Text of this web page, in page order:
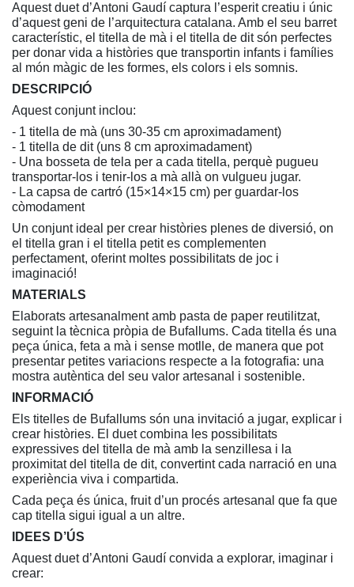
Aquest duet d’Antoni Gaudí captura l’esperit creatiu i únic
d’aquest geni de l’arquitectura catalana. Amb el seu barret
característic, el titella de mà i el titella de dit són perfectes
per donar vida a històries que transportin infants i famílies
al món màgic de les formes, els colors i els somnis.
DESCRIPCIÓ
Aquest conjunt inclou:
- 1 titella de mà (uns 30-35 cm aproximadament)
- 1 titella de dit (uns 8 cm aproximadament)
- Una bosseta de tela per a cada titella, perquè pugueu
transportar-los i tenir-los a mà allà on vulgueu jugar.
- La capsa de cartró (15×14×15 cm) per guardar-los
còmodament
Un conjunt ideal per crear històries plenes de diversió, on
el titella gran i el titella petit es complementen
perfectament, oferint moltes possibilitats de joc i
imaginació!
MATERIALS
Elaborats artesanalment amb pasta de paper reutilitzat,
seguint la tècnica pròpia de Bufallums. Cada titella és una
peça única, feta a mà i sense motlle, de manera que pot
presentar petites variacions respecte a la fotografia: una
mostra autèntica del seu valor artesanal i sostenible.
INFORMACIÓ
Els titelles de Bufallums són una invitació a jugar, explicar i
crear històries. El duet combina les possibilitats
expressives del titella de mà amb la senzillesa i la
proximitat del titella de dit, convertint cada narració en una
experiència viva i compartida.
Cada peça és única, fruit d’un procés artesanal que fa que
cap titella sigui igual a un altre.
IDEES D’ÚS
Aquest duet d’Antoni Gaudí convida a explorar, imaginar i
crear: